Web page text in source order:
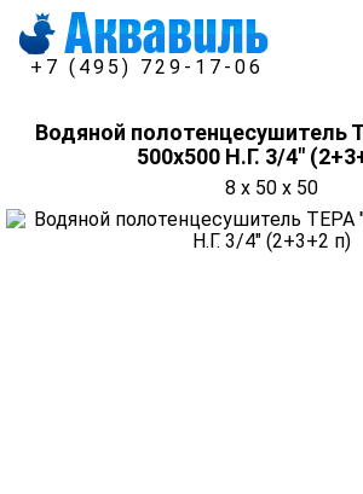
+7 (495) 729-17-06
Водяной полотенцесушитель
500х500 Н.Г. 3/4"
8 x 50 x 50